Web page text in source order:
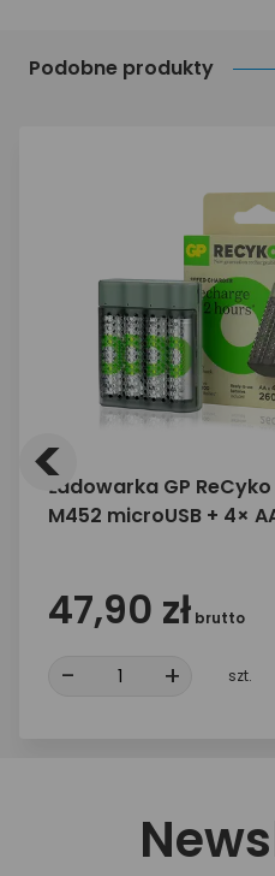
Podobne produkty
Ładowarka GP
M452 microUSB + 4×
47,90 zł brutto
- + szt.
<